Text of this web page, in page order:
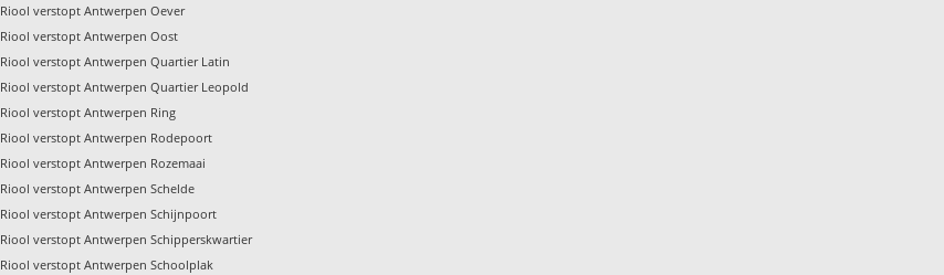
Riool verstopt Antwerpen Oever
Riool verstopt Antwerpen Oost
Riool verstopt Antwerpen Quartier Latin
Riool verstopt Antwerpen Quartier Leopold
Riool verstopt Antwerpen Ring
Riool verstopt Antwerpen Rodepoort
Riool verstopt Antwerpen Rozemaai
Riool verstopt Antwerpen Schelde
Riool verstopt Antwerpen Schijnpoort
Riool verstopt Antwerpen Schipperskwartier
Riool verstopt Antwerpen Schoolplak